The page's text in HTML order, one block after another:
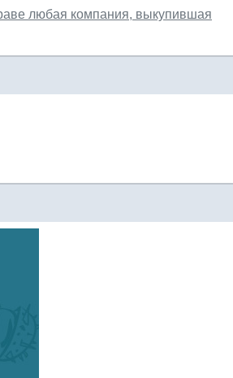
любая компания, выкупившая